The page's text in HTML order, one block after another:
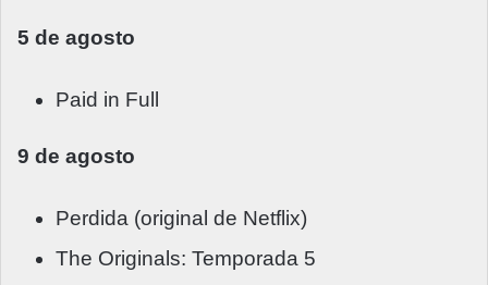
5 de agosto
Paid in Full
9 de agosto
Perdida (original de Netflix)
The Originals: Temporada 5